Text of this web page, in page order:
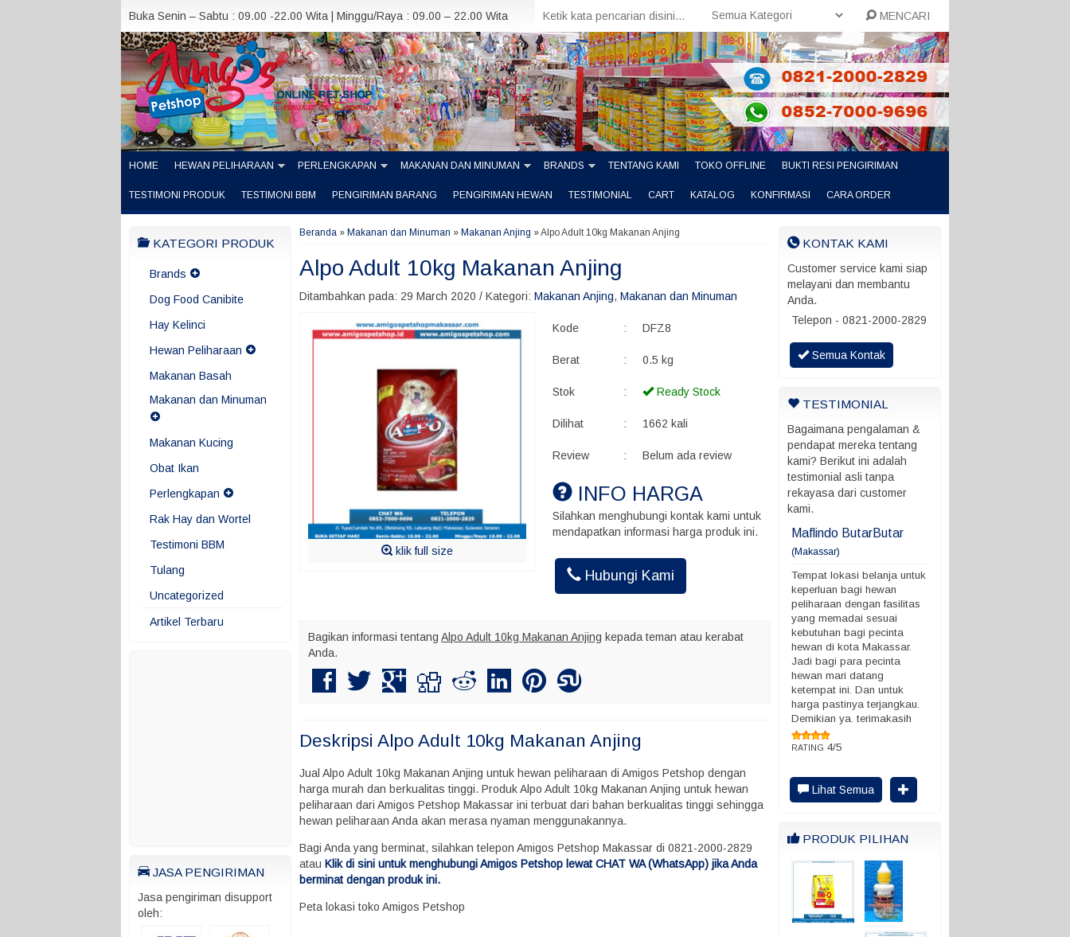
Buka Senin – Sabtu : 09.00 -22.00 Wita | Minggu/Raya : 09.00 – 22.00 Wita MENCARI
HOME HEWAN PELIHARAAN PERLENGKAPAN MAKANAN DAN MINUMAN BRANDS TENTANG KAMI TOKO OFFLINE BUKTI RESI PENGIRIMAN
TESTIMONI PRODUK TESTIMONI BBM PENGIRIMAN BARANG PENGIRIMAN HEWAN TESTIMONIAL CART KATALOG KONFIRMASI CARA ORDER
KATEGORI PRODUK
Brands
Dog Food Canibite
Hay Kelinci
Hewan Peliharaan
Makanan Basah
Makanan dan Minuman
Makanan Kucing
Obat Ikan
Perlengkapan
Rak Hay dan Wortel
Testimoni BBM
Tulang
Uncategorized
Artikel Terbaru
JASA PENGIRIMAN
Jasa pengiriman disupport
oleh:
Beranda » Makanan dan Minuman » Makanan Anjing »Alpo Adult 10kg Makanan Anjing
Alpo Adult 10kg Makanan Anjing
Ditambahkan pada: 29 March 2020 / Kategori: Makanan Anjing, Makanan dan Minuman
klik full size
Kode : DFZ8
Berat : 0.5 kg
Stok : Ready Stock
Dilihat : 1662 kali
Review : Belum ada review
INFO HARGA
Silahkan menghubungi kontak kami untuk
mendapatkan informasi harga produk ini.
Hubungi Kami
Bagikan informasi tentang Alpo Adult 10kg Makanan Anjing kepada teman atau kerabat
Anda.
Deskripsi Alpo Adult 10kg Makanan Anjing
Jual Alpo Adult 10kg Makanan Anjing untuk hewan peliharaan di Amigos Petshop dengan
harga murah dan berkualitas tinggi. Produk Alpo Adult 10kg Makanan Anjing untuk hewan
peliharaan dari Amigos Petshop Makassar ini terbuat dari bahan berkualitas tinggi sehingga
hewan peliharaan Anda akan merasa nyaman menggunakannya.
Bagi Anda yang berminat, silahkan telepon Amigos Petshop Makassar di 0821-2000-2829
atau Klik di sini untuk menghubungi Amigos Petshop lewat CHAT WA (WhatsApp) jika Anda
berminat dengan produk ini.
Peta lokasi toko Amigos Petshop
KONTAK KAMI
Customer service kami siap
melayani dan membantu
Anda.
Telepon - 0821-2000-2829
Semua Kontak
TESTIMONIAL
Bagaimana pengalaman &
pendapat mereka tentang
kami? Berikut ini adalah
testimonial asli tanpa
rekayasa dari customer
kami.
Akhmad Insani
Kalo kirim burung ada batas
maksimal nya ngga
Maflindo ButarButar
(Makassar)
Tempat lokasi belanja untuk
keperluan bagi hewan
peliharaan dengan fasilitas
yang memadai sesuai
kebutuhan bagi pecinta
hewan di kota Makassar.
Jadi bagi para pecinta
hewan mari datang
ketempat ini. Dan untuk
harga pastinya terjangkau.
Demikian ya. terimakasih
RATING 4/5
Lihat Semua
PRODUK PILIHAN